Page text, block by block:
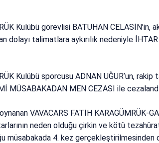
Kulübü görevlisi BATUHAN CELASİN’in,
dolayı talimatlara aykırılık nedeniyle
Kulübü sporcusu ADNAN UĞUR’un, rakip
MEN CEZASI ile
VAVACARS FATİH KARAGÜMRÜK-
neden olduğu çirkin ve kötü
müsabakada 4. kez gerçekleştirilmesinden